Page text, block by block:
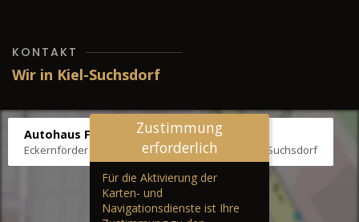
KONTAKT
Wir in Kiel-Suchsdorf
Autohaus Fräter
Eckernförder Str. /Klausbrooker Weg 1, 24107 Kiel-Suchsdorf
Zustimmung
erforderlich
Für die Aktivierung der
Karten- und
Navigationsdienste ist Ihre